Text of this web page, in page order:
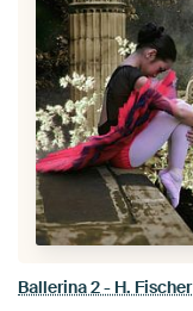
Ballerina 2 - H. Fischer